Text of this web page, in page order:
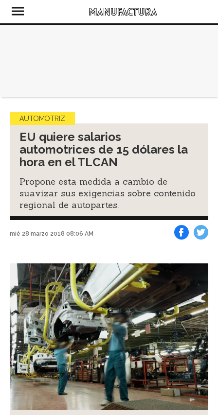
AUTOMOTRIZ
EU quiere salarios
automotrices de 15 dólares la
hora en el TLCAN
Propone esta medida a cambio de
suavizar sus exigencias sobre contenido
regional de autopartes.
mié 28 marzo 2018 08:06 AM